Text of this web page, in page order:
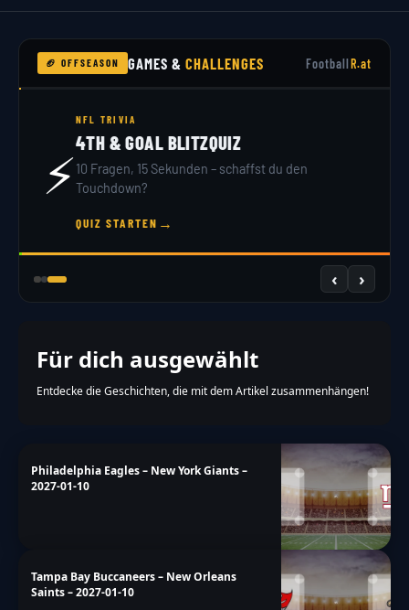
🏈 OFFSEASON GAMES &CHALLENGES FootballR.at
🏟️
NFL DRAFT 2026
DRAFT SIMULATOR
32 Teams, 7 Runden – du bist GM. Hol dir dein
Scout-Rating!
JETZT DRAFTEN
‹ ›
Für dich ausgewählt
Entdecke die Geschichten, die mit dem Artikel zusammenhängen!
Philadelphia Eagles – New York Giants –
2027-01-10
Tampa Bay Buccaneers – New Orleans
Saints – 2027-01-10